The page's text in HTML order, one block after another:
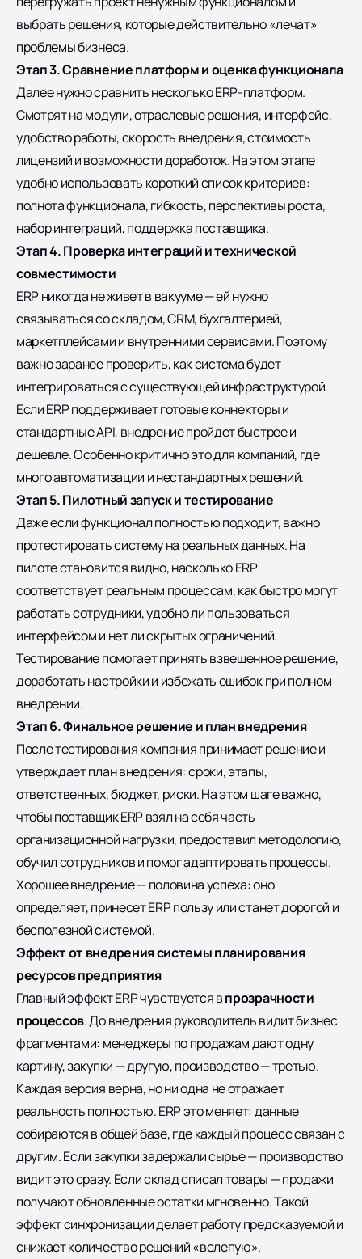
выбрать решения, которые действительно «лечат»
проблемы бизнеса.
Этап 3. Сравнение платформ и оценка функционала
Далее нужно сравнить несколько ERP-платформ.
Смотрят на модули, отраслевые решения, интерфейс,
удобство работы, скорость внедрения, стоимость
лицензий и возможности доработок. На этом этапе
удобно использовать короткий список критериев:
полнота функционала, гибкость, перспективы роста,
набор интеграций, поддержка поставщика.
Этап 4. Проверка интеграций и технической
совместимости
ERP никогда не живет в вакууме — ей нужно
связываться со складом, CRM, бухгалтерией,
маркетплейсами и внутренними сервисами. Поэтому
важно заранее проверить, как система будет
интегрироваться с существующей инфраструктурой.
Если ERP поддерживает готовые коннекторы и
стандартные API, внедрение пройдет быстрее и
дешевле. Особенно критично это для компаний, где
много автоматизации и нестандартных решений.
Этап 5. Пилотный запуск и тестирование
Даже если функционал полностью подходит, важно
протестировать систему на реальных данных. На
пилоте становится видно, насколько ERP
соответствует реальным процессам, как быстро могут
работать сотрудники, удобно ли пользоваться
интерфейсом и нет ли скрытых ограничений.
Тестирование помогает принять взвешенное решение,
доработать настройки и избежать ошибок при полном
внедрении.
Этап 6. Финальное решение и план внедрения
После тестирования компания принимает решение и
утверждает план внедрения: сроки, этапы,
ответственных, бюджет, риски. На этом шаге важно,
чтобы поставщик ERP взял на себя часть
организационной нагрузки, предоставил методологию,
обучил сотрудников и помог адаптировать процессы.
Хорошее внедрение — половина успеха: оно
определяет, принесет ERP пользу или станет дорогой и
бесполезной системой.
Эффект от внедрения системы планирования
ресурсов предприятия
Главный эффект ERP чувствуется впрозрачности
процессов. До внедрения руководитель видит бизнес
фрагментами: менеджеры по продажам дают одну
картину, закупки — другую, производство — третью.
Каждая версия верна, но ни одна не отражает
реальность полностью. ERP это меняет: данные
собираются в общей базе, где каждый процесс связан с
другим. Если закупки задержали сырье — производство
видит это сразу. Если склад списал товары — продажи
получают обновленные остатки мгновенно. Такой
эффект синхронизации делает работу предсказуемой и
снижает количество решений «вслепую».